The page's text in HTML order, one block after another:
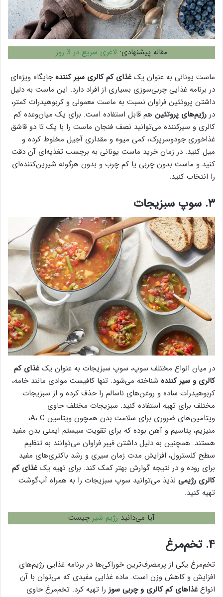
مقاله پیشنهادی: لاغری سریع در 3 روز
ماست یونانی به عنوان یک غذای کم کالری سیر کنندهجایگاه ویژه‌ای
در برنامه غذایی چربی‌سوزی بسیاری از افراد دارد. این ماست به دلیل
داشتن پروتئین فراوان نسبت به ماست معمولی و کربوهیدرات کمتر،
در رژیم‌های پروتئین هم قابل استفاده است. برای یک میان‌وعده کم
کالری و سیرکننده می‌توانید نصف فنجان ماست را با یک تا دو قاشق
غذاخوری جودوسرپرک، کمی میوه و مقداری آجیل مخلوط کرده و
میل کنید. در زمان خرید ماست یونانی به برچسب تغذیه‌ای آن دقت
کنید و ماست بدون چربی یا کم چرب و بدون هرگونه شیرین‌کننده‌ای
را انتخاب کنید.
۳. سوپ سبزیجات
در میان انواع مختلف سوپ، سوپ سبزیجات به عنوان یک غذای کم
کالری و سیر کننده شناخته می‌شود. تنها کافیست موادی مانند خامه،
کربوهیدرات ساده و روغن‌های ناسالم را حذف کرده و از سبزیجات
مختلف برای تهیه استفاده کنید. سبزیجات مختلف حاوی
ویتامین‌های ضروری برای سلامت بدن همچون ویتامین A، C،
منیزیم، پتاسیم و آهن بوده که برای تقویت سیستم ایمنی بدن مفید
هستند. همچنین به دلیل داشتن فیبر فراوان می‌توانند به تنظیم
سطح کلسترول، افزایش مدت زمان سیری و رشد باکتری‌های مفید
برای روده و در نتیجه گوارش بهتر کمک کند. برای تهیه یک غذای کم
کالری رژیمی لذیذ می‌توانید سوپ سبزیجات را به همراه آب‌گوشت
تهیه کنید.
آیا می‌دانید رژیم شیر چیست
۴. تخم‌مرغ
تخم‌مرغ یکی از پرمصرف‌ترین خوراکی‌ها در برنامه غذایی رژیم‌های
افزایش و کاهش وزن است. ماده غذایی مفیدی که می‌توان با آن
انواع غذاهای کم کالری و چربی سوز را تهیه کرد. تخم‌مرغ حاوی